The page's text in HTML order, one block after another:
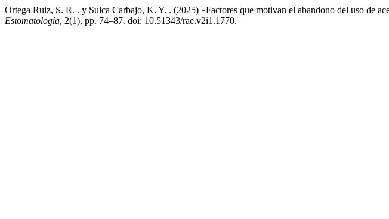
Ortega Ruiz, S. R. . y Sulca Carbajo, K. Y. . (2025) «Factores que motivan el abandono del uso de
Estomatología, 2(1), pp. 74–87. doi: 10.51343/rae.v2i1.1770.